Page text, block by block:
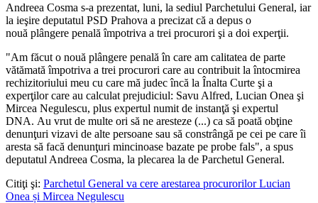
Andreea Cosma s-a prezentat, luni, la sediul Parchetului General, iar
la ieşire deputatul PSD Prahova a precizat că a depus o
nouă plângere penală împotriva a trei procurori şi a doi experţii.
"Am făcut o nouă plângere penală în care am calitatea de parte
vătămată împotriva a trei procurori care au contribuit la întocmirea
rechizitoriului meu cu care mă judec încă la Înalta Curte şi a
experţilor care au calculat prejudiciul: Savu Alfred, Lucian Onea şi
Mircea Negulescu, plus expertul numit de instanţă şi expertul
DNA. Au vrut de multe ori să ne aresteze (...) ca să poată obţine
denunţuri vizavi de alte persoane sau să constrângă pe cei pe care îi
aresta să facă denunţuri mincinoase bazate pe probe fals", a spus
deputatul Andreea Cosma, la plecarea la de Parchetul General.
Citiţi şi: Parchetul General va cere arestarea procurorilor Lucian
Onea și Mircea Negulescu